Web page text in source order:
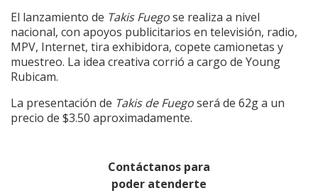
El lanzamiento de Takis Fuegose realiza a nivel
nacional, con apoyos publicitarios en televisión, radio,
MPV, Internet, tira exhibidora, copete camionetas y
muestreo. La idea creativa corrió a cargo de Young
Rubicam.
La presentación de Takis de Fuegoserá de 62g a un
precio de $3.50 aproximadamente.
Contáctanos para
poder atenderte